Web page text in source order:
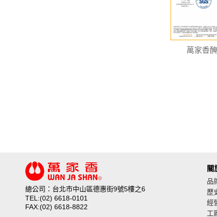
萬家香
關
品
歷
經
工
總公司：台北市中山區德惠街9號5樓之6
TEL:(02) 6618-0101
FAX:(02) 6618-8822